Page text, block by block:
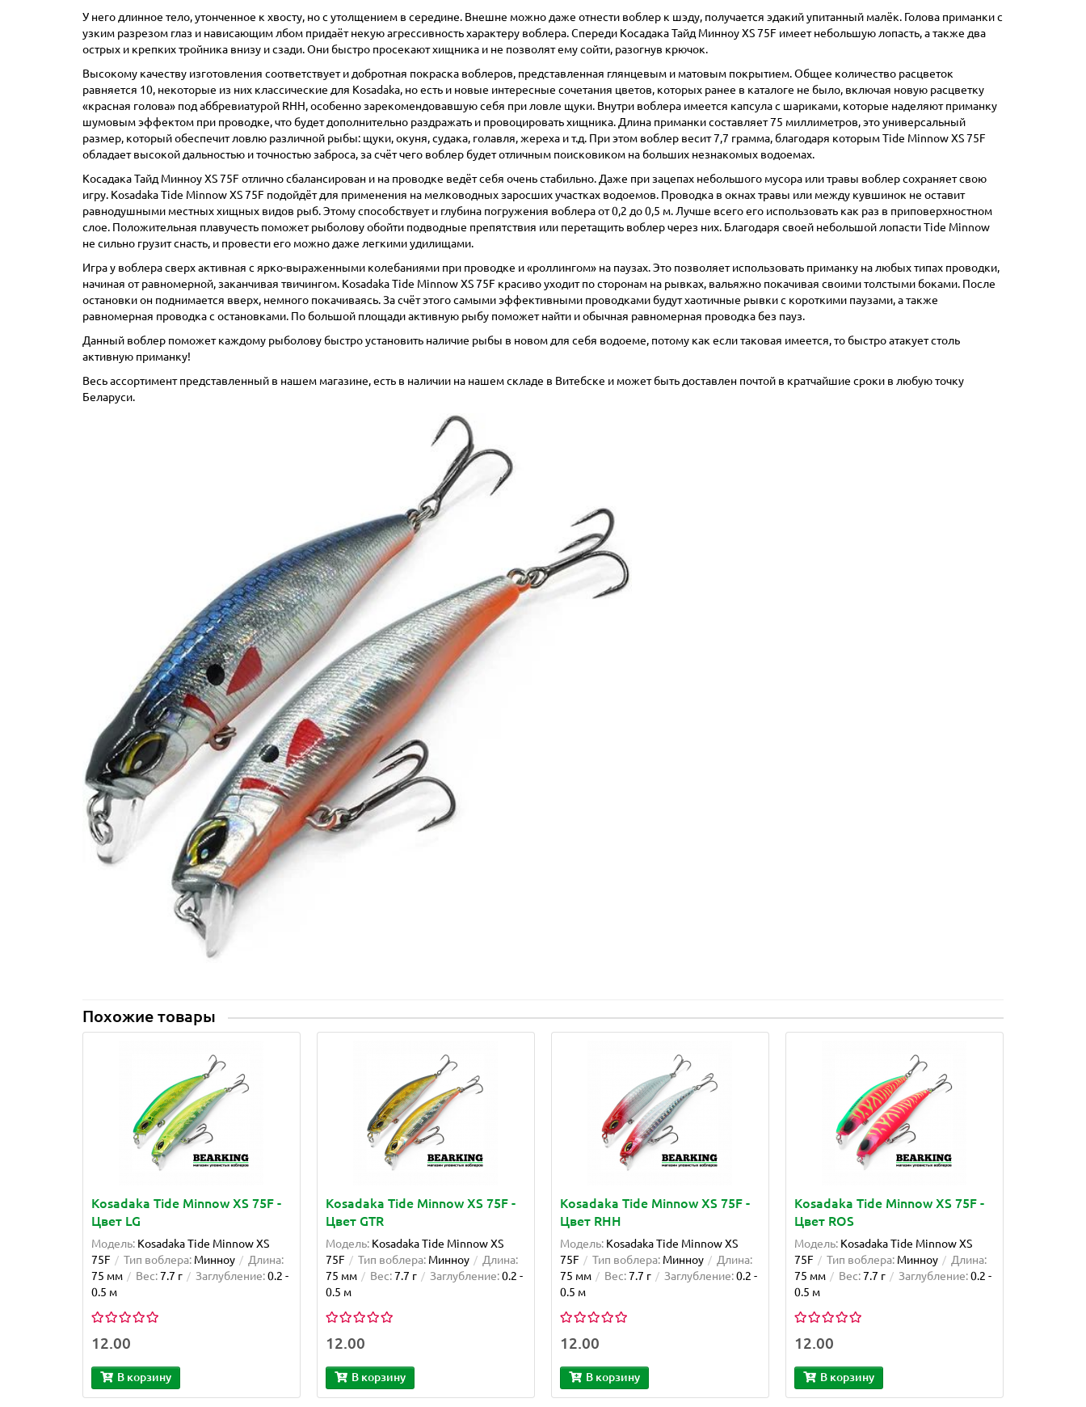
У него длинное тело, утонченное к хвосту, но с утолщением в середине. Внешне можно даже отнести воблер к шэду, получается эдакий упитанный малёк. Голова приманки с
узким разрезом глаз и нависающим лбом придаёт некую агрессивность характеру воблера. Спереди Косадака Тайд Минноу XS 75F имеет небольшую лопасть, а также два
острых и крепких тройника внизу и сзади. Они быстро просекают хищника и не позволят ему сойти, разогнув крючок.
Высокому качеству изготовления соответствует и добротная покраска воблеров, представленная глянцевым и матовым покрытием. Общее количество расцветок
равняется 10, некоторые из них классические для Kosadaka, но есть и новые интересные сочетания цветов, которых ранее в каталоге не было, включая новую расцветку
«красная голова» под аббревиатурой RHH, особенно зарекомендовавшую себя при ловле щуки. Внутри воблера имеется капсула с шариками, которые наделяют приманку
шумовым эффектом при проводке, что будет дополнительно раздражать и провоцировать хищника. Длина приманки составляет 75 миллиметров, это универсальный
размер, который обеспечит ловлю различной рыбы: щуки, окуня, судака, голавля, жереха и т.д. При этом воблер весит 7,7 грамма, благодаря которым Tide Minnow XS 75F
обладает высокой дальностью и точностью заброса, за счёт чего воблер будет отличным поисковиком на больших незнакомых водоемах.
Косадака Тайд Минноу XS 75F отлично сбалансирован и на проводке ведёт себя очень стабильно. Даже при зацепах небольшого мусора или травы воблер сохраняет свою
игру. Kosadaka Tide Minnow XS 75F подойдёт для применения на мелководных заросших участках водоемов. Проводка в окнах травы или между кувшинок не оставит
равнодушными местных хищных видов рыб. Этому способствует и глубина погружения воблера от 0,2 до 0,5 м. Лучше всего его использовать как раз в приповерхностном
слое. Положительная плавучесть поможет рыболову обойти подводные препятствия или перетащить воблер через них. Благодаря своей небольшой лопасти Tide Minnow
не сильно грузит снасть, и провести его можно даже легкими удилищами.
Игра у воблера сверх активная с ярко-выраженными колебаниями при проводке и «роллингом» на паузах. Это позволяет использовать приманку на любых типах проводки,
начиная от равномерной, заканчивая твичингом. Kosadaka Tide Minnow XS 75F красиво уходит по сторонам на рывках, вальяжно покачивая своими толстыми боками. После
остановки он поднимается вверх, немного покачиваясь. За счёт этого самыми эффективными проводками будут хаотичные рывки с короткими паузами, а также
равномерная проводка с остановками. По большой площади активную рыбу поможет найти и обычная равномерная проводка без пауз.
Данный воблер поможет каждому рыболову быстро установить наличие рыбы в новом для себя водоеме, потому как если таковая имеется, то быстро атакует столь
активную приманку!
Весь ассортимент представленный в нашем магазине, есть в наличии на нашем складе в Витебске и может быть доставлен почтой в кратчайшие сроки в любую точку
Беларуси.
Похожие товары
Kosadaka Tide Minnow XS 75F -
Цвет LG
Модель: Kosadaka Tide Minnow XS
75F
Тип воблера: Минноу
Длина:
75 мм
Вес:7.7 г Заглубление:0.2 -
0.5 м
12.00
В корзину
Kosadaka Tide Minnow XS 75F -
Цвет GTR
Модель: Kosadaka Tide Minnow XS
75F
Тип воблера: Минноу
Длина:
75 мм
Вес:7.7 г Заглубление:0.2 -
0.5 м
12.00
В корзину
Kosadaka Tide Minnow XS 75F -
Цвет RHH
Модель: Kosadaka Tide Minnow XS
75F
Тип воблера: Минноу
Длина:
75 мм
Вес:7.7 г Заглубление:0.2 -
0.5 м
12.00
В корзину
Kosadaka Tide Minnow XS 75F -
Цвет ROS
Модель: Kosadaka Tide Minnow XS
75F
Тип воблера: Минноу
Длина:
75 мм
Вес:7.7 г Заглубление:0.2 -
0.5 м
12.00
В корзину